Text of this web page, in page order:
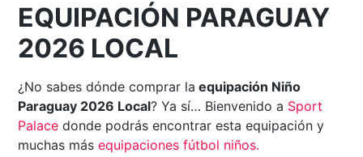
EQUIPACIÓN PARAGUAY
2026 LOCAL
¿No sabes dónde comprar la equipación Niño
Paraguay 2026 Local? Ya sí… Bienvenido a Sport
Palace donde podrás encontrar esta equipación y
muchas másequipaciones fútbol niños.